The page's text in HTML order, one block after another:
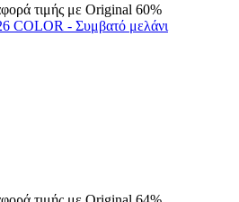
τιμής με Original 60%
- Συμβατό μελάνι